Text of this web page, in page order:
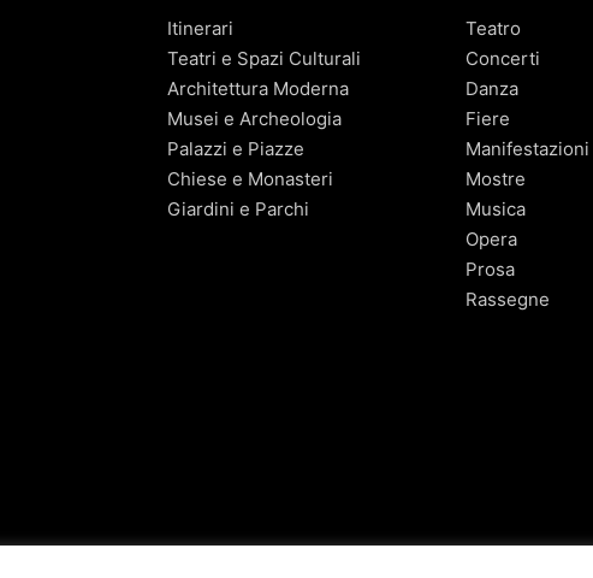
Itinerari
Teatri e Spazi Culturali
Architettura Moderna
Musei e Archeologia
Palazzi e Piazze
Chiese e Monasteri
Giardini e Parchi
Teatro
Concerti
Danza
Fiere
Manifestazioni
Mostre
Musica
Opera
Prosa
Rassegne